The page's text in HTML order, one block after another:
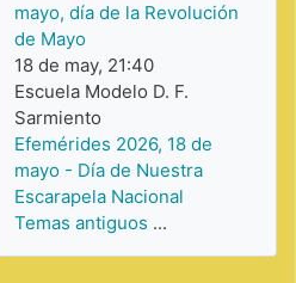
mayo, día de la Revolución
de Mayo
18 de may, 21:40
Escuela Modelo D. F.
Sarmiento
Efemérides 2026, 18 de
mayo - Día de Nuestra
Escarapela Nacional
Temas antiguos ...